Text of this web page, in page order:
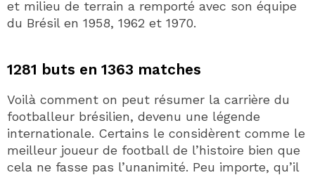
et milieu de terrain a remporté avec son équipe
du Brésil en 1958, 1962 et 1970.
1281 buts en 1363 matches
Voilà comment on peut résumer la carrière du
footballeur brésilien, devenu une légende
internationale. Certains le considèrent comme le
meilleur joueur de football de l’histoire bien que
cela ne fasse pas l’unanimité. Peu importe, qu’il